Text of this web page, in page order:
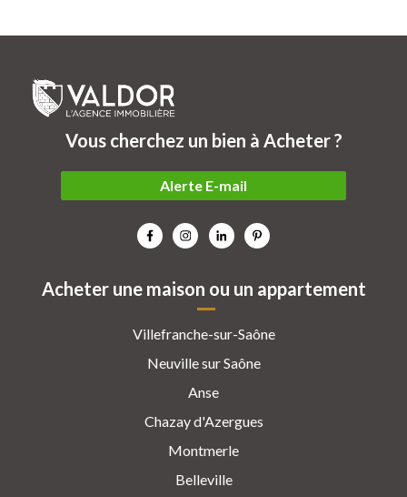
Acheter une maison ou un appartement
Villefranche-sur-Saône
Neuville sur Saône
Anse
Chazay d'Azergues
Montmerle
Belleville
Vous cherchez un bien à Acheter ?
Alerte E-mail